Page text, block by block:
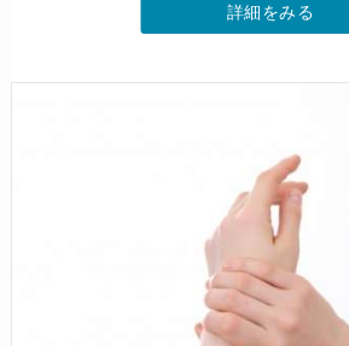
詳細をみる